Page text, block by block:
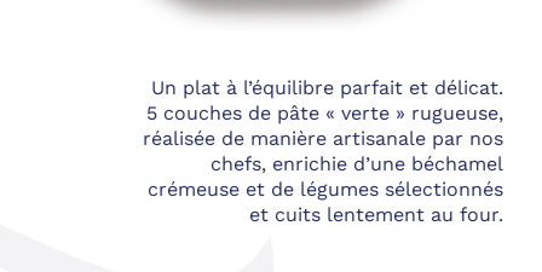
Un plat à l’équilibre parfait et délicat.
5 couches de pâte « verte » rugueuse,
réalisée de manière artisanale par nos
chefs, enrichie d’une béchamel
crémeuse et de légumes sélectionnés
et cuits lentement au four.